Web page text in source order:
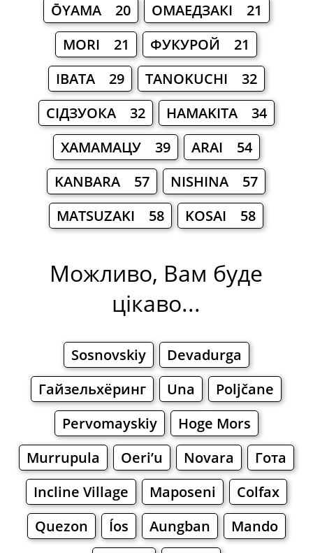
ŌYAMA 20
ОМАЕДЗАКІ 21
MORI 21
ФУКУРОЙ 21
ІВАТА 29
TANOKUCHI 32
СІДЗУОКА 32
HAMAKITA 34
ХАМАМАЦУ 39
ARAI 54
KANBARA 57
NISHINA 57
MATSUZAKI 58
KOSAI 58
Можливо, Вам буде
цікаво...
Sosnovskiy
Devadurga
Гайзельхёринг
Una
Poljčane
Pervomayskiy
Hoge Mors
Murrupula
Oeri’u Novara
Гота
Incline Village
Maposeni
Colfax
Quezon
Íos Aungban
Mando